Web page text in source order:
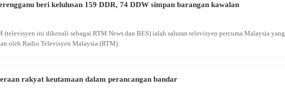
beri kelulusan 159 DDR, 74 DDW simpan barangan kawalan
(televisyen ini dikenali sebagai RTM News dan BES) ialah saluran televisyen percuma Malaysia yang
oleh Radio Televisyen Malaysia (RTM).
rakyat keutamaan dalam perancangan bandar